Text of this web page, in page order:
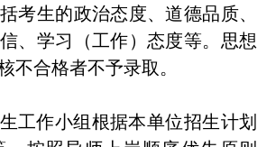
考生的政治态度、道德品质、
、学习（工作）态度等。思想
不合格者不予录取。
工作小组根据本单位招生计划